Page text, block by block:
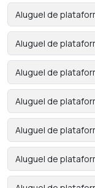
Aluguel de
Aluguel de
Aluguel de
Aluguel de
Aluguel de
Aluguel de